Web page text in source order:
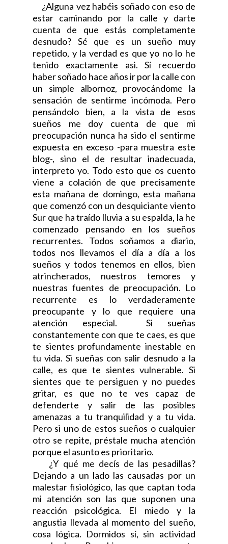
¿Alguna vez habéis soñado con eso de
estar caminando por la calle y darte
cuenta de que estás completamente
desnudo? Sé que es un sueño muy
repetido, y la verdad es que yo no lo he
tenido exactamente asi. Sí recuerdo
haber soñado hace años ir por la calle con
un simple albornoz, provocándome la
sensación de sentirme incómoda. Pero
pensándolo bien, a la vista de esos
sueños me doy cuenta de que mi
preocupación nunca ha sido el sentirme
expuesta en exceso -para muestra este
blog-, sino el de resultar inadecuada,
interpreto yo. Todo esto que os cuento
viene a colación de que precisamente
esta mañana de domingo, esta mañana
que comenzó con un desquiciante viento
Sur que ha traído lluvia a su espalda, la he
comenzado pensando en los sueños
recurrentes. Todos soñamos a diario,
todos nos llevamos el día a día a los
sueños y todos tenemos en ellos, bien
atrincherados, nuestros temores y
nuestras fuentes de preocupación. Lo
recurrente es lo verdaderamente
preocupante y lo que requiere una
atención especial. Si sueñas
constantemente con que te caes, es que
te sientes profundamente inestable en
tu vida. Si sueñas con salir desnudo a la
calle, es que te sientes vulnerable. Si
sientes que te persiguen y no puedes
gritar, es que no te ves capaz de
defenderte y salir de las posibles
amenazas a tu tranquilidad y a tu vida.
Pero si uno de estos sueños o cualquier
otro se repite, préstale mucha atención
porque el asunto es prioritario.
¿Y qué me decís de las pesadillas?
Dejando a un lado las causadas por un
malestar fisiológico, las que captan toda
mi atención son las que suponen una
reacción psicológica. El miedo y la
angustia llevada al momento del sueño,
cosa lógica. Dormidos sí, sin actividad